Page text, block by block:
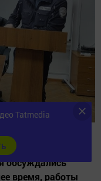
обеспечению
обсуждались
время, работы
Tatmedia